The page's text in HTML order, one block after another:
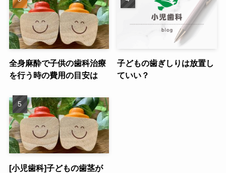
全身麻酔で子供の歯科治療
を行う時の費用の目安は
子どもの歯ぎしりは放置し
ていい？
[小児歯科]子どもの歯茎が